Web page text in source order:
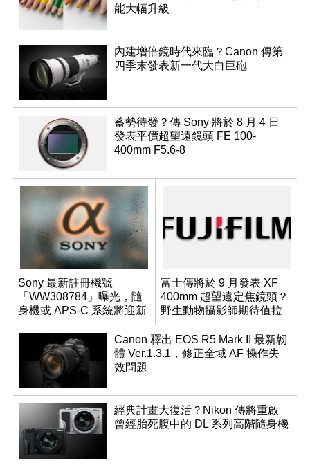
能大幅升級
內建增倍鏡時代來臨？Canon 傳第
四季末發表新一代大白巨砲
蓄勢待發？傳 Sony 將於 8 月 4 日
發表平價超望遠鏡頭 FE 100-
400mm F5.6-8
Sony 最新註冊機號
「WW308784」曝光，隨
身機或 APS-C 系統將迎新
成員？
富士傳將於 9 月發表 XF
400mm 超望遠定焦鏡頭？
野生動物攝影師期待值拉
滿
Canon 釋出 EOS R5 Mark II 最新韌
體 Ver.1.3.1，修正全域 AF 操作失
效問題
經典計畫大復活？Nikon 傳將重啟
曾經胎死腹中的 DL 系列高階隨身機